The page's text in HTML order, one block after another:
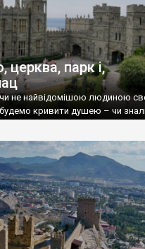
церква, парк і,
не найвідомішою людиною
кривити душею – чи